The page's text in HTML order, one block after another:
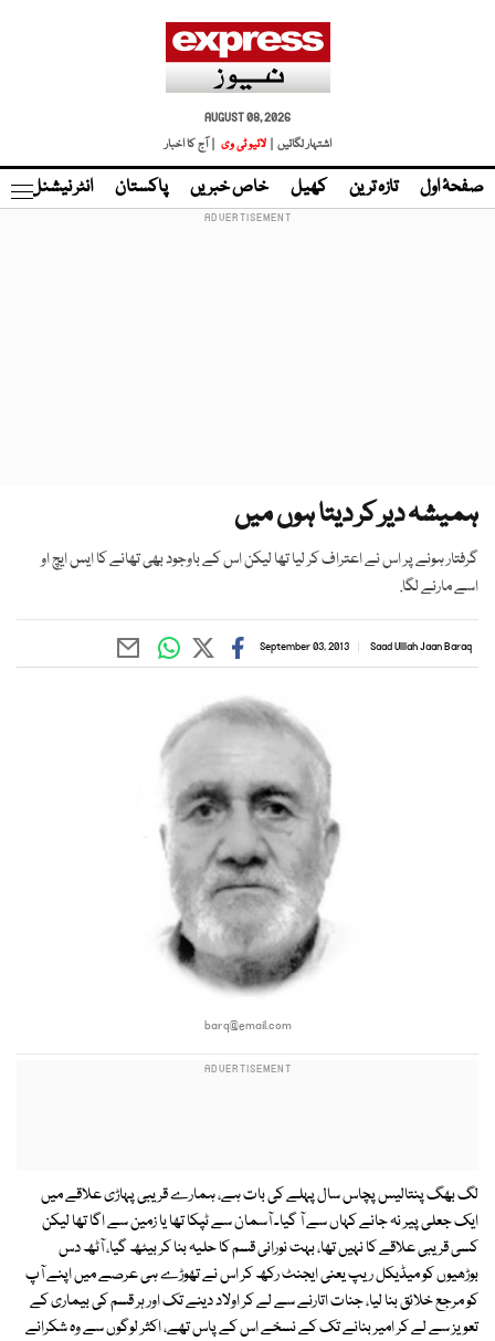
AUGUST 08, 2026
اشتہار لگائیں |
لائیو ٹی وی | آج کا اخبار
صفحۂ اول تازہ ترین کھیل خاص خبریں پاکستان انٹر نیشنل
ہمیشہ دیر کر دیتا ہوں میں
گرفتار ہونے پر اس نے اعتراف کر لیا تھا لیکن اس کے باوجود بھی تھانے کا ایس ایچ او
اسے مارنے لگا.
Saad Ulllah Jaan Baraq
September 03, 2013
barq@email.com
لگ بھگ پنتالیس پچاس سال پہلے کی بات ہے، ہمارے قریبی پہاڑی علاقے میں
ایک جعلی پیر نہ جانے کہاں سے آ گیا۔ آسمان سے ٹپکا تھا یا زمین سے اگا تھا لیکن
کسی قریبی علاقے کا نہیں تھا، بہت نورانی قسم کا حلیہ بنا کر بیٹھ گیا، آٹھ دس
بوڑھیوں کو میڈیکل ریپ یعنی ایجنٹ رکھ کر اس نے تھوڑے ہی عرصے میں اپنے آپ
کو مرجع خلائق بنا لیا، جنات اتارنے سے لے کر اولاد دینے تک اور ہر قسم کی بیماری کے
تعویز سے لے کر امیر بنانے تک کے نسخے اس کے پاس تھے، اکثر لوگوں سے وہ شکرانے